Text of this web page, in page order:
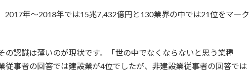
2017年～2018年では15兆7,432億円と130業界の中では21位をマーク
の認識は薄いのが現状です。「世の中でなくならないと思う業種
従事者の回答では建設業が4位でしたが、非建設業従事者の回答では